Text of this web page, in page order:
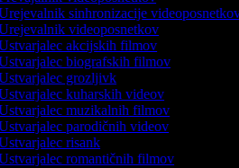
sinhronizacije videoposnetkov
videoposnetkov
akcijskih filmov
biografskih filmov
grozljivk
kuharskih videov
muzikalnih filmov
parodičnih videov
risank
romantičnih filmov